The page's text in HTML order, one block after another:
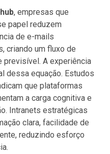
, empresas que
papel reduzem
de e-mails
criando um fluxo de
previsível. A experiência
dessa equação. Estudos
que plataformas
a carga cognitiva e
Intranets estratégicas
clara, facilidade de
reduzindo esforço